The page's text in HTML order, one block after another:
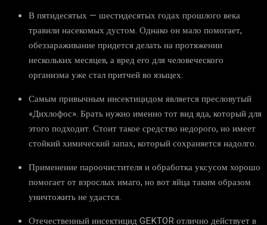
В пятидесятых — шестидесятых годах прошлого века
травили насекомых дустом. Однако он мало помогает,
обеззараживание придется делать на протяжении
нескольких месяцев, а вред его для человеческого
организма уже стал притчей во языцех.
Самым привычным инсектицидом является пресловутый
«Дихлофос». Брать нужно именно тот вид яда, который для
этого подходит. Стоит такое средство недорого, но имеет
стойкий химический запах, который сохраняется надолго.
Применение пароочистителя и обработка уксусом хорошо
помогает от взрослых имаго, но вот яйца таким образом
уничтожить не удастся.
Отечественный инсектицид GEKTOR отлично действует в